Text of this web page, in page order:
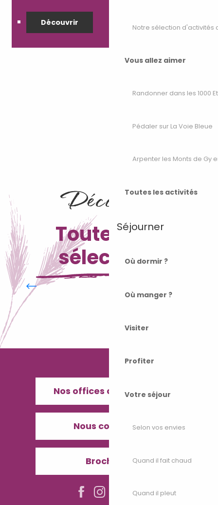
Notre sélection d'activités
Vous allez aimer
Randonner dans les 1000
Pédaler sur La Voie Bleue
Arpenter les Monts de Gy
Toutes les activités
Séjourner
Où dormir ?
Où manger ?
Visiter
Profiter
Votre séjour
Selon vos envies
Quand il fait chaud
Quand il pleut
Découvrir
Découvrez
Toutes nos
sélections
Suggestions de circuits
Vosges du Sud
Nos offices de Tourisme
Nous contacter
Brochures